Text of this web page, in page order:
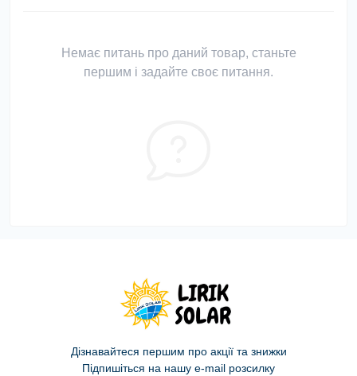
Немає питань про даний товар, станьте
першим і задайте своє питання.
Дізнавайтеся першим про акції та знижки
Підпишіться на нашу e-mail розсилку